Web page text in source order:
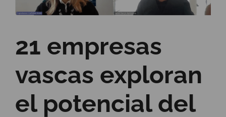
21 empresas
vascas exploran
el potencial del